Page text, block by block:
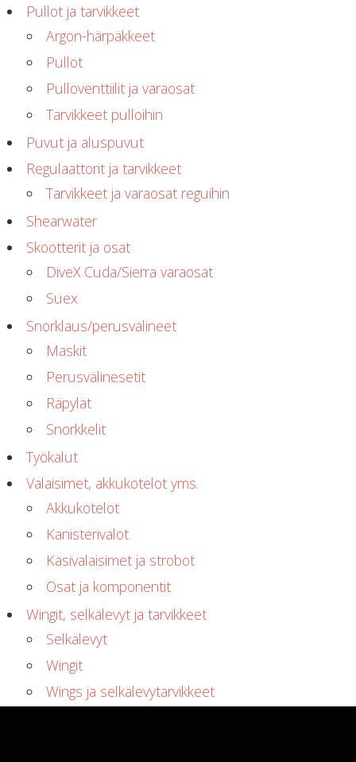
Pullot ja tarvikkeet
Argon-härpäkkeet
Pullot
Pulloventtiilit ja varaosat
Tarvikkeet pulloihin
Puvut ja aluspuvut
Regulaattorit ja tarvikkeet
Tarvikkeet ja varaosat reguihin
Shearwater
Skootterit ja osat
DiveX Cuda/Sierra varaosat
Suex
Snorklaus/perusvälineet
Maskit
Perusvälinesetit
Räpylät
Snorkkelit
Työkalut
Valaisimet, akkukotelot yms.
Akkukotelot
Kanisterivalot
Käsivalaisimet ja strobot
Osat ja komponentit
Wingit, selkälevyt ja tarvikkeet
Selkälevyt
Wingit
Wings ja selkälevytarvikkeet